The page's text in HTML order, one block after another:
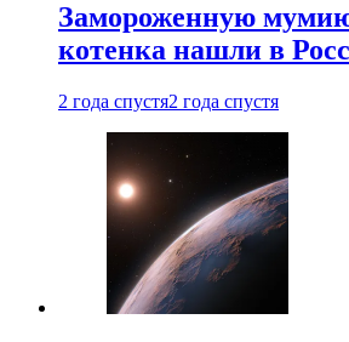
Замороженную мумию
котенка нашли в
2 года спустя2 года спустя